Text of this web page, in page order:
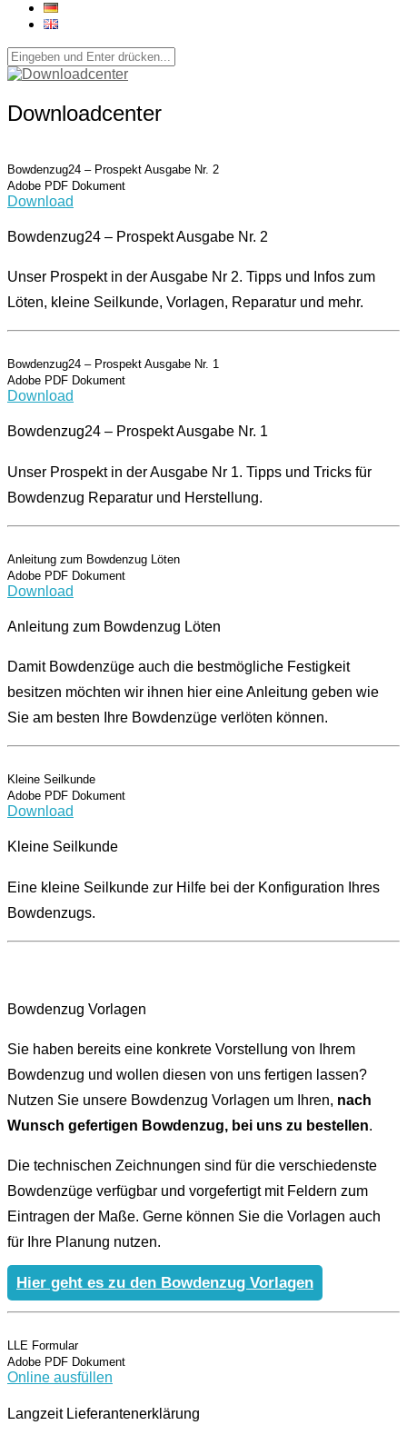
Downloadcenter
Bowdenzug24 – Prospekt Ausgabe Nr. 2
Adobe PDF Dokument
Download
Bowdenzug24 – Prospekt Ausgabe Nr. 2
Unser Prospekt in der Ausgabe Nr 2. Tipps und Infos zum
Löten, kleine Seilkunde, Vorlagen, Reparatur und mehr.
Bowdenzug24 – Prospekt Ausgabe Nr. 1
Adobe PDF Dokument
Download
Bowdenzug24 – Prospekt Ausgabe Nr. 1
Unser Prospekt in der Ausgabe Nr 1. Tipps und Tricks für
Bowdenzug Reparatur und Herstellung.
Anleitung zum Bowdenzug Löten
Adobe PDF Dokument
Download
Anleitung zum Bowdenzug Löten
Damit Bowdenzüge auch die bestmögliche Festigkeit
besitzen möchten wir ihnen hier eine Anleitung geben wie
Sie am besten Ihre Bowdenzüge verlöten können.
Kleine Seilkunde
Adobe PDF Dokument
Download
Kleine Seilkunde
Eine kleine Seilkunde zur Hilfe bei der Konfiguration Ihres
Bowdenzugs.
Bowdenzug Vorlagen
Sie haben bereits eine konkrete Vorstellung von Ihrem
Bowdenzug und wollen diesen von uns fertigen lassen?
Nutzen Sie unsere Bowdenzug Vorlagen um Ihren, nach
Wunsch gefertigen Bowdenzug, bei uns zu bestellen.
Die technischen Zeichnungen sind für die verschiedenste
Bowdenzüge verfügbar und vorgefertigt mit Feldern zum
Eintragen der Maße. Gerne können Sie die Vorlagen auch
für Ihre Planung nutzen.
Hier geht es zu den Bowdenzug Vorlagen
LLE Formular
Adobe PDF Dokument
Online ausfüllen
Langzeit Lieferantenerklärung